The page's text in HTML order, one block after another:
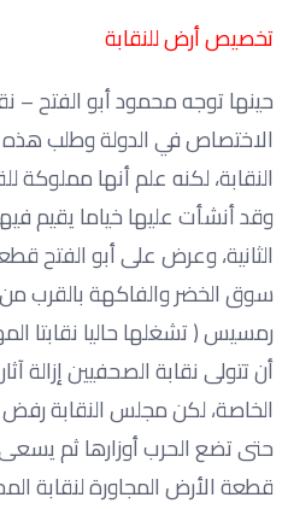
تخصيص أرض للنقابة
حينها توجه‏ ‏محمود‏ ‏أبو‏ ‏الفتح‏
‏الاختصاص‏ ‏في‏ ‏الدولة‏ ‏وطلب‏ ‏هذه‏
‏النقابة،‏ ‏لكنه‏ ‏علم‏ ‏أنها‏ ‏مملوكة‏
وقد أنشأت‏ ‏عليها‏ ‏خياما‏ ‏يقيم‏
‏الثانية‏، ‏وعرض‏ ‏على‏ ‏أبو‏ ‏الفتح‏
‏سوق‏ ‏الخضر‏ ‏والفاكهة‏ ‏بالقرب‏
‏رمسيس‏ ( ‏تشغلها‏ ‏حاليا‏ ‏نقابتا‏
‏أن‏ تتولى ‏نقابة‏ ‏الصحفيين‏ ‏إزالة‏
‏الخاصة‏، ‏لكن‏ ‏مجلس‏ ‏النقابة‏
حتى ‏تضع‏ ‏الحرب‏ ‏أوزارها‏ ‏ثم‏
‏قطعة‏ ‏الأرض‏ ‏المجاورة‏ ‏لنقابة‏